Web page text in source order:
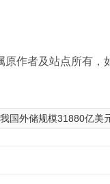
作者及站点所有，
国外储规模31880亿美